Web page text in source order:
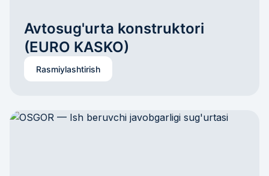
Avtosug'urta konstruktori
(EURO KASKO)
Rasmiylashtirish